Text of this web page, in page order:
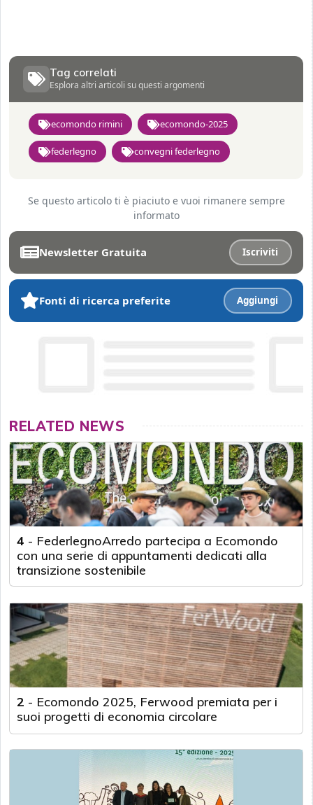
Tag correlati
Esplora altri articoli su questi argomenti
ecomondo rimini ecomondo-2025
federlegno convegni federlegno
Se questo articolo ti è piaciuto e vuoi rimanere sempre
informato
Newsletter Gratuita Iscriviti
Fonti di ricerca preferite Aggiungi
RELATED NEWS
4 - FederlegnoArredo partecipa a Ecomondo
con una serie di appuntamenti dedicati alla
transizione sostenibile
2 - Ecomondo 2025, Ferwood premiata per i
suoi progetti di economia circolare